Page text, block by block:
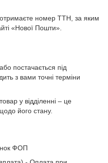
номер ТТН, за яким
«Нової Пошти».
постачається під
з вами точні терміни
у відділенні – це
його стану.
ФОП